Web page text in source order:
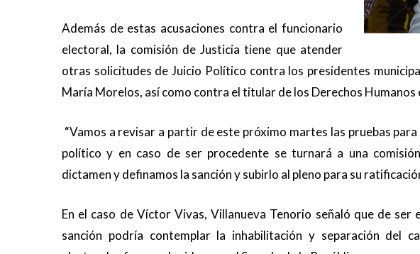
Además de estas acusaciones contra el funcionario
electoral, la comisión de Justicia tiene que atender
otras solicitudes de Juicio Político contra los presidentes
María Morelos, así como contra el titular de los Derechos Humanos
“Vamos a revisar a partir de este próximo martes las pruebas
político y en caso de ser procedente se turnará a una
dictamen y definamos la sanción y subirlo al pleno para su
En el caso de Víctor Vivas, Villanueva Tenorio señaló que de ser
sanción podría contemplar la inhabilitación y separación del